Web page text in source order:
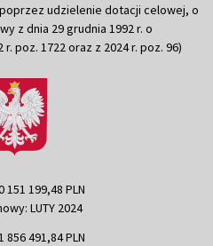
udzielenie dotacji celowej, o
z dnia 29 grudnia 1992 r. o
poz. 1722 oraz z 2024 r. poz. 96)
199,48 PLN
LUTY 2024
491,84 PLN